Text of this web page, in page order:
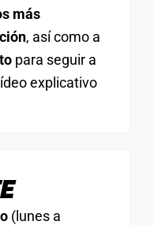
más
, así como a
para seguir a
explicativo
(lunes a